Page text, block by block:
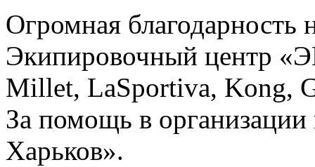
Огромная
Экипировочный центр
Millet, LaSportiva, Kong,
За помощь в организации
Харьков».